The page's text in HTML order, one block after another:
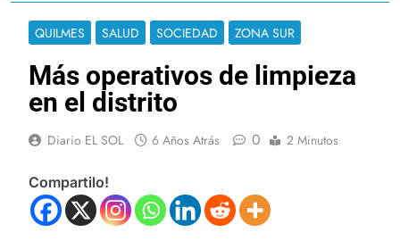
QUILMES SALUD SOCIEDAD ZONA SUR
Más operativos de limpieza
en el distrito
Diario EL SOL 6 Años Atrás 0 2 Minutos
Compartilo!